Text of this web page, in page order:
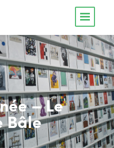
– Le
Bâle